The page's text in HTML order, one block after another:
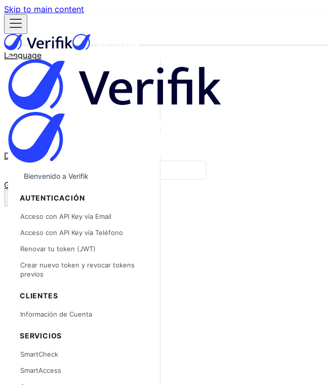
Skip to main content
Language
English
Español
Français
Português
한국어
日本語
中文
Docs
GitHub
Bienvenido a Verifik
AUTENTICACIÓN
Acceso con API Key vía Email
Acceso con API Key vía Teléfono
Renovar tu token (JWT)
Crear nuevo token y revocar tokens
previos
CLIENTES
Información de Cuenta
SERVICIOS
SmartCheck
SmartAccess